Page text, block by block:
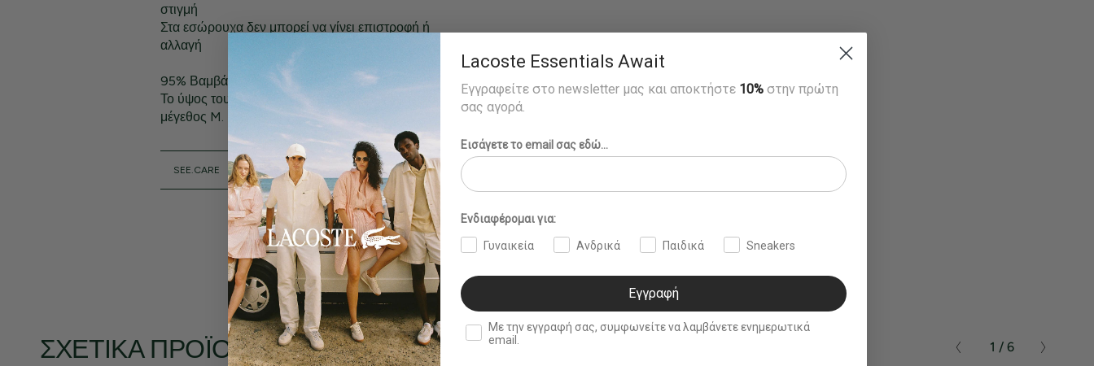
στιγμή
Στα εσώρουχα δεν μπορεί να γίνει επιστροφή ή
αλλαγή
95% Βαμβάκι, 5% Eλαστάνη
Το ύψος του μοντέλου είναι 1,80 μ. και φοράει το
μέγεθος M.
SEE.CARE
ΣΧΕΤΙΚΆ ΠΡΟΪΌΝΤΑ 1 / 6
Lacoste Essentials Await
Εγγραφείτε στο newsletter μας και αποκτήστε 10% στην πρώτη
σας αγορά.
Εισάγετε το email σας εδώ...
Ενδιαφέρομαι για:
Γυναικεία Ανδρικά Παιδικά Sneakers
Εγγραφή
double opt in
Με την εγγραφή σας, συμφωνείτε να λαμβάνετε ενημερωτικά
email.